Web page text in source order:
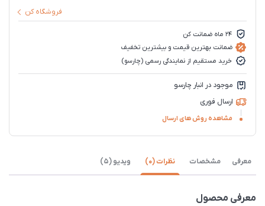
فروشگاه کن
24 ماه ضمانت کن
ضمانت بهترین قیمت و بیشترین تخفیف
خرید مستقیم از نمایندگی رسمی (چارسو)
موجود در انبار چارسو
ارسال فوری
مشاهده روش های ارسال
معرفی مشخصات نظرات (0) ویدیو (5)
معرفی محصول